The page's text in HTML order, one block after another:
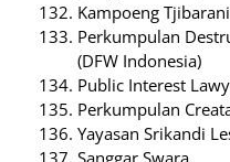
Kampoeng
Perkumpulan
(DFW Indonesia)
Public Interest
Perkumpulan
Yayasan Srikandi
Sanggar Swara